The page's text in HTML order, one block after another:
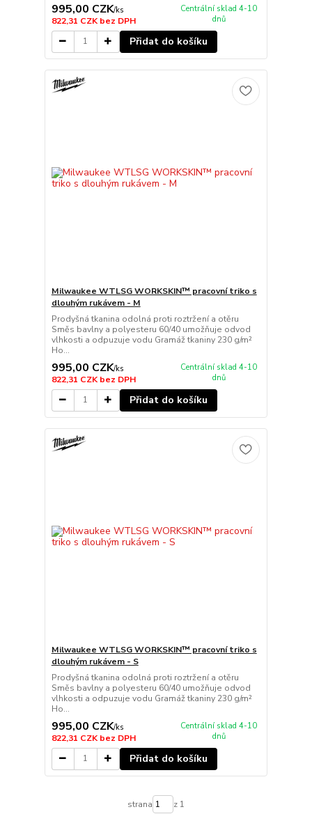
995,00 CZK/ks
822,31 CZKbez DPH
Centrální sklad 4-10
dnů
Přidat do košíku
Milwaukee WTLSG WORKSKIN™ pracovní triko s
dlouhým rukávem - M
Prodyšná tkanina odolná proti roztržení a otěru
Směs bavlny a polyesteru 60/40 umožňuje odvod
vlhkosti a odpuzuje vodu Gramáž tkaniny 230 g/m²
Ho...
995,00 CZK/ks
822,31 CZKbez DPH
Centrální sklad 4-10
dnů
Přidat do košíku
Milwaukee WTLSG WORKSKIN™ pracovní triko s
dlouhým rukávem - S
Prodyšná tkanina odolná proti roztržení a otěru
Směs bavlny a polyesteru 60/40 umožňuje odvod
vlhkosti a odpuzuje vodu Gramáž tkaniny 230 g/m²
Ho...
995,00 CZK/ks
822,31 CZKbez DPH
Centrální sklad 4-10
dnů
Přidat do košíku
strana z 1